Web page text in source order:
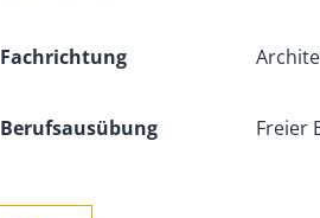
Fachrichtung
Berufsausübung Freier